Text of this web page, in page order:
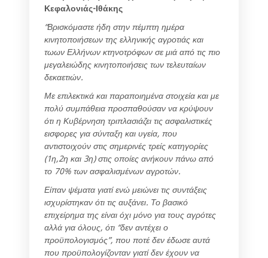
Κεφαλονιάς-Ιθάκης
“Βρισκόμαστε ήδη στην πέμπτη ημέρα
κινητοποιήσεων της ελληνικής αγροτιάς και
τωων Ελλήνων κτηνοτρόφων σε μιά από τις πιο
μεγαλειώδης κινητοποιήσεις των τελευταίων
δεκαετιών.
Με επιλεκτικά και παραποιημένα στοιχεία και με
πολύ συμπάθεια προσπαθούσαν να κρύψουν
ότι η Κυβέρνηση τριπλασιάζει τις ασφαλιστικές
εισφορες για σύνταξη και υγεία, που
αντιστοιχούν στις σημερινές τρείς κατηγορίες
(1η,2η και 3η) στις οποίες ανήκουν πάνω από
το 70% των ασφαλισμένων αγροτών.
Είπαν ψέματα γιατί ενώ μειώνει τις συντάξεις
ισχυρίστηκαν ότι τις αυξάνει. Το βασικό
επιχείρημα της είναι όχι μόνο για τους αγρότες
αλλά για όλους, ότι “δεν αντέχει ο
προϋπολογισμός”, που ποτέ δεν έδωσε αυτά
που προϋπολογίζονταν γιατί δεν έχουν να